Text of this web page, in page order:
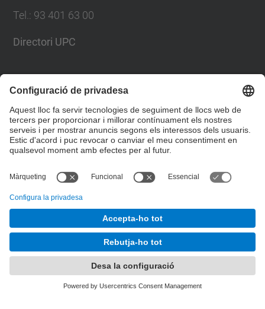
Tel. : 93 401 63 00
Directori UPC
Formulari de contacte
Llista Xarxes Socials
Desenvolupat amb